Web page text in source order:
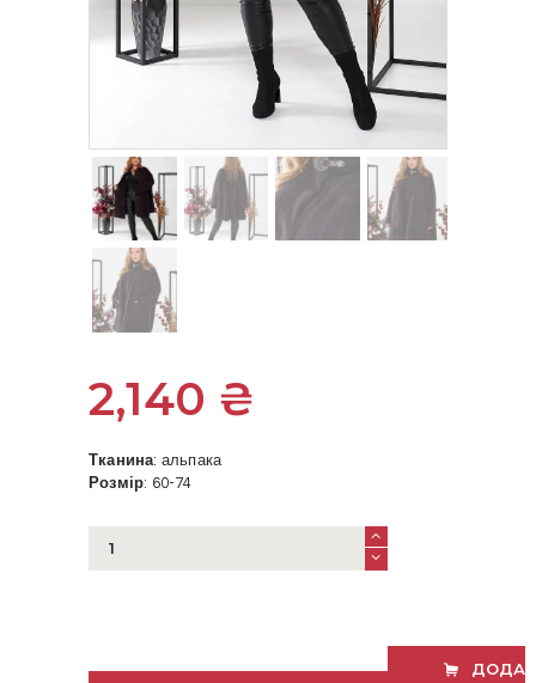
2,140 ₴
Тканина: альпака
Розмір: 60-74
пончо
батал